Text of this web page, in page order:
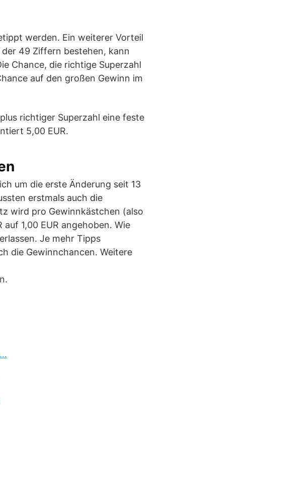
werden. Ein weiterer Vorteil
49 Ziffern bestehen, kann
Chance, die richtige Superzahl
auf den großen Gewinn im
richtiger Superzahl eine feste
5,00 EUR.
um die erste Änderung seit 13
erstmals auch die
wird pro Gewinnkästchen (also
1,00 EUR angehoben. Wie
Je mehr Tipps
die Gewinnchancen. Weitere